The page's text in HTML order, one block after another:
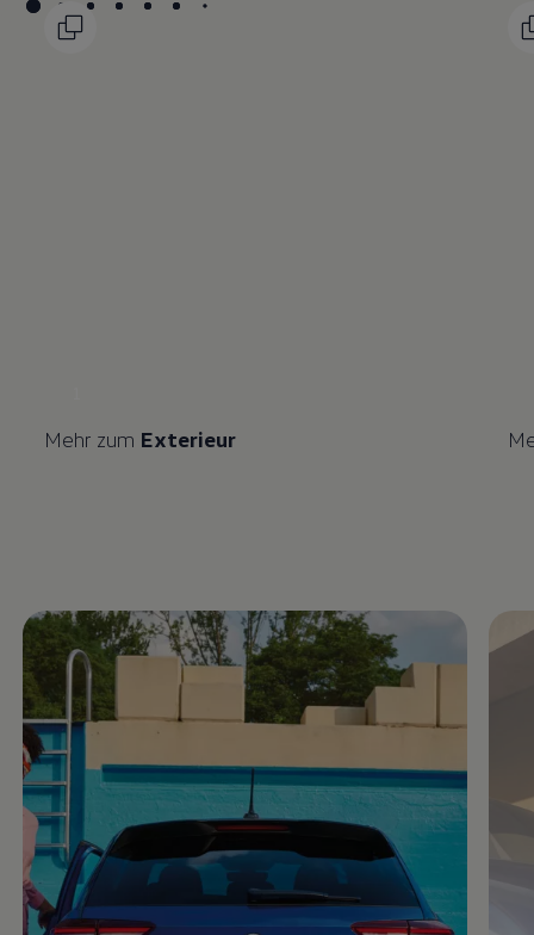
Mehr zum Exterieur
Enable fullscreen mode